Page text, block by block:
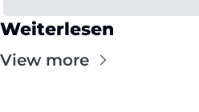
Weiterlesen
View more